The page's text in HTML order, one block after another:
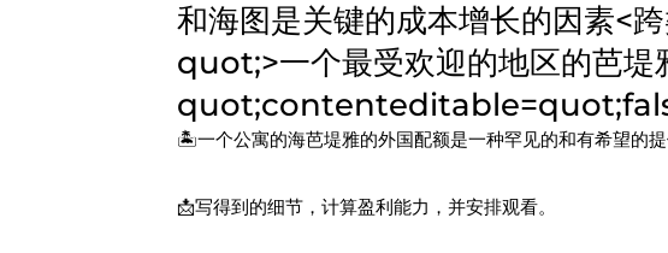
和海图是关键的成本增长的因
quot;>一个最受欢迎的地区的芭
🏝一个公寓的海芭堤雅的外国配额是一种罕见的和有希望的提
📩写得到的细节，计算盈利能力，并安排观看。